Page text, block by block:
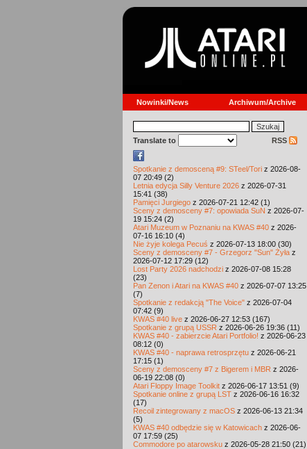
Nowinki/News Archiwum/Archive
Translate to RSS
Spotkanie z demosceną #9: STeel/Tori z 2026-08-
07 20:49 (2)
Letnia edycja Silly Venture 2026 z 2026-07-31
15:41 (38)
Pamięci Jurgiego z 2026-07-21 12:42 (1)
Sceny z demosceny #7: opowiada SuN z 2026-07-
19 15:24 (2)
Atari Muzeum w Poznaniu na KWAS #40 z 2026-
07-16 16:10 (4)
Nie żyje kolega Pecuś z 2026-07-13 18:00 (30)
Sceny z demosceny #7 - Grzegorz "Sun" Żyła z
2026-07-12 17:29 (12)
Lost Party 2026 nadchodzi z 2026-07-08 15:28
(23)
Pan Zenon i Atari na KWAS #40 z 2026-07-07 13:25
(7)
Spotkanie z redakcją "The Voice" z 2026-07-04
07:42 (9)
KWAS #40 live z 2026-06-27 12:53 (167)
Spotkanie z grupą USSR z 2026-06-26 19:36 (11)
KWAS #40 - zabierzcie Atari Portfolio! z 2026-06-23
08:12 (0)
KWAS #40 - naprawa retrosprzętu z 2026-06-21
17:15 (1)
Sceny z demosceny #7 z Bigerem i MBR z 2026-
06-19 22:08 (0)
Atari Floppy Image Toolkit z 2026-06-17 13:51 (9)
Spotkanie online z grupą LST z 2026-06-16 16:32
(17)
Recoil zintegrowany z macOS z 2026-06-13 21:34
(5)
KWAS #40 odbędzie się w Katowicach z 2026-06-
07 17:59 (25)
Commodore po atarowsku z 2026-05-28 21:50 (21)